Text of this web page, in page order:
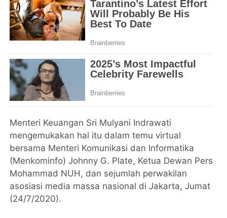
Menteri Keuangan Sri Mulyani Indrawati
mengemukakan hal itu dalam temu virtual
bersama Menteri Komunikasi dan Informatika
(Menkominfo) Johnny G. Plate, Ketua Dewan Pers
Mohammad NUH, dan sejumlah perwakilan
asosiasi media massa nasional di Jakarta, Jumat
(24/7/2020).